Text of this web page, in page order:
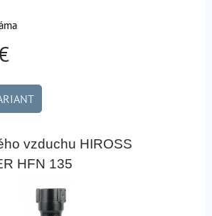
vzduchu HIROSS
HFN 135